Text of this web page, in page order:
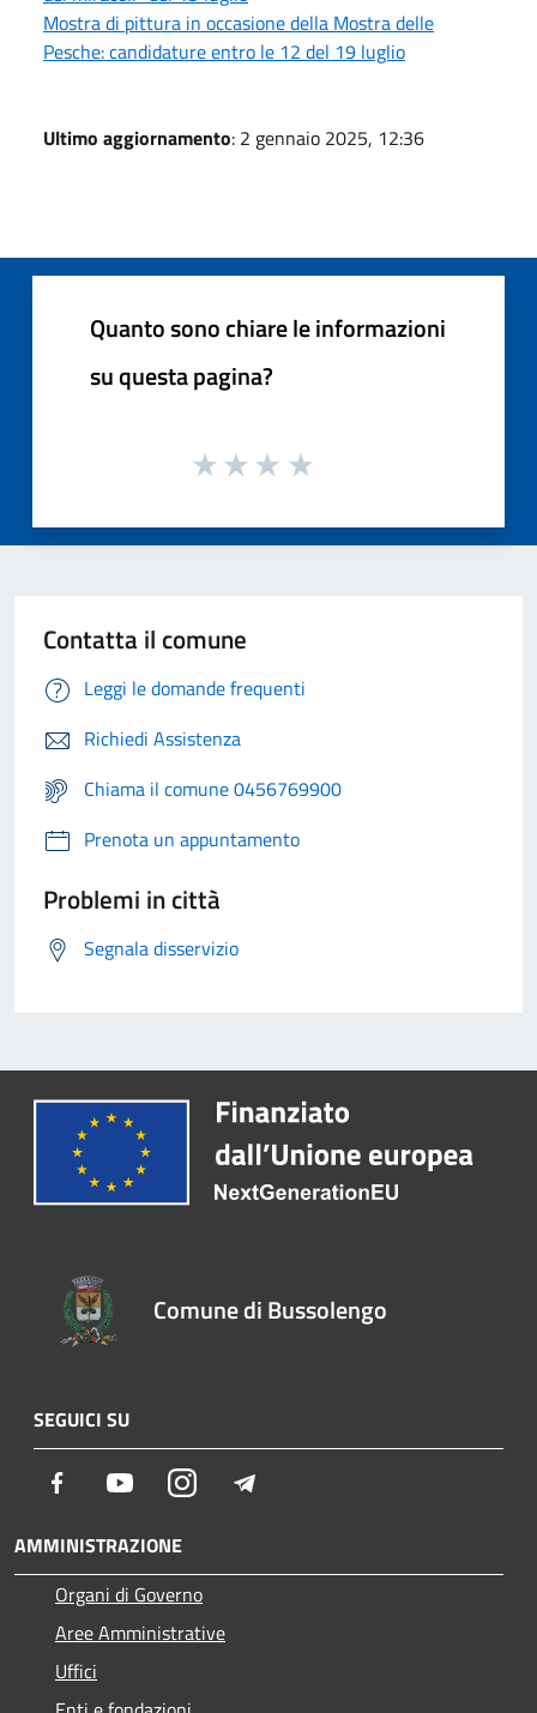
Mostra di pittura in occasione della Mostra delle
Pesche: candidature entro le 12 del 19 luglio
Ultimo aggiornamento: 2 gennaio 2025, 12:36
Quanto sono chiare le informazioni
su questa pagina?
Contatta il comune
Leggi le domande frequenti
Richiedi Assistenza
Chiama il comune 0456769900
Prenota un appuntamento
Problemi in città
Segnala disservizio
Comune di Bussolengo
SEGUICI SU
Facebook YoutubeInstagram
AMMINISTRAZIONE
Organi di Governo
Aree Amministrative
Uffici